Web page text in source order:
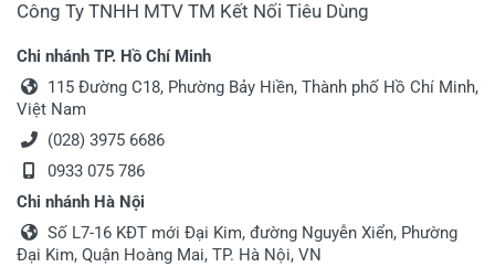
Công Ty TNHH MTV TM Kết Nối Tiêu Dùng
Chi nhánh TP. Hồ Chí Minh
115 Đường C18, Phường Bảy Hiền, Thành phố Hồ Chí Minh,
Việt Nam
(028) 3975 6686
0933 075 786
Chi nhánh Hà Nội
Số L7-16 KĐT mới Đại Kim, đường Nguyễn Xiển, Phường
Đại Kim, Quận Hoàng Mai, TP. Hà Nội, VN